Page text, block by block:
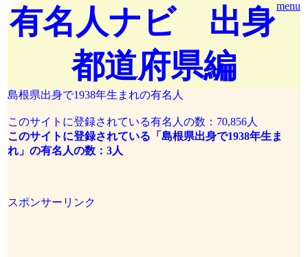
menu
有名人ナビ 出身
都道府県編
島根県出身で1938年生まれの有名人
このサイトに登録されている有名人の数：70,856人
このサイトに登録されている「島根県出身で1938年生ま
れ」の有名人の数：3人
スポンサーリンク